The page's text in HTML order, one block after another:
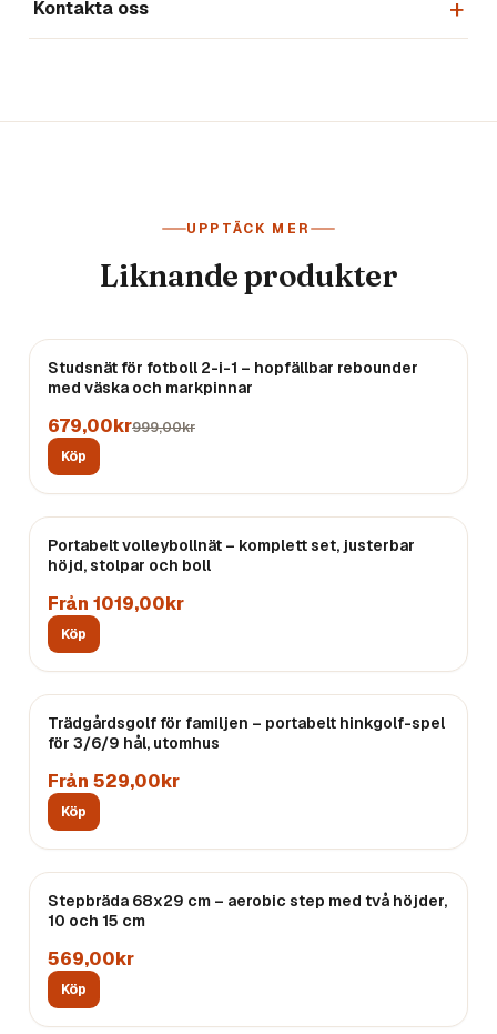
Kontakta oss
UPPTÄCK MER
Liknande produkter
REA
Studsnät för fotboll 2-i-1 – hopfällbar rebounder
med väska och markpinnar
679,00kr999,00kr
Köp
Portabelt volleybollnät – komplett set, justerbar
höjd, stolpar och boll
Från 1019,00kr
Köp
Trädgårdsgolf för familjen – portabelt hinkgolf-spel
för 3/6/9 hål, utomhus
Från 529,00kr
Köp
Stepbräda 68x29 cm – aerobic step med två höjder,
10 och 15 cm
569,00kr
Köp